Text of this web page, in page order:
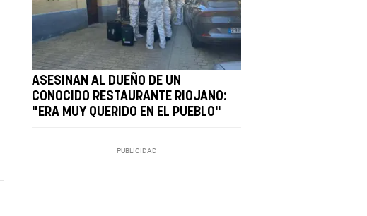
ASESINAN AL DUEÑO DE UN
CONOCIDO RESTAURANTE RIOJANO:
"ERA MUY QUERIDO EN EL PUEBLO"